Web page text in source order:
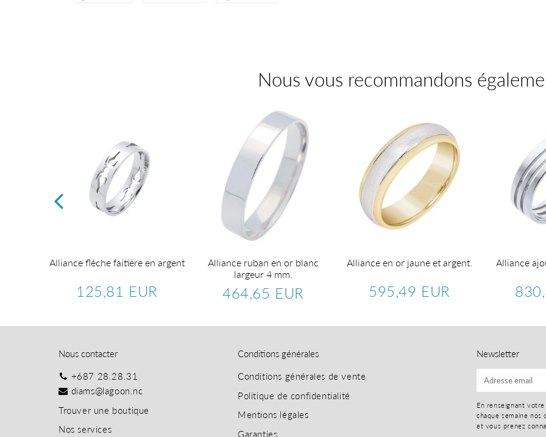
Nous vous recommandons
Alliance flèche faitière en argent
Prix
125,81 EUR
Alliance ruban en or blanc
largeur 4 mm.
Prix
464,65 EUR
Alliance en or jaune et argent.
Prix
595,49 EUR
Alliance
Prix
Nous contacter
+687 28.28.31
diams@lagoon.nc
Trouver une boutique
Nos services
Conditions générales
Conditions générales de vente
Politique de confidentialité
Mentions légales
Garanties
Newsletter
E-
mail
En renseignant
chaque semaine
et vous prenez